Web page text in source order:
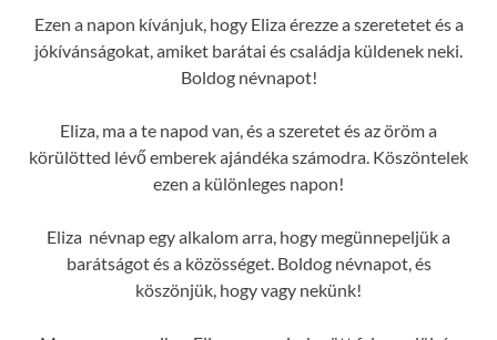
Ezen a napon kívánjuk, hogy Eliza érezze a szeretetet és a
jókívánságokat, amiket barátai és családja küldenek neki.
Boldog névnapot!
Eliza, ma a te napod van, és a szeretet és az öröm a
körülötted lévő emberek ajándéka számodra. Köszöntelek
ezen a különleges napon!
Eliza névnap egy alkalom arra, hogy megünnepeljük a
barátságot és a közösséget. Boldog névnapot, és
köszönjük, hogy vagy nekünk!